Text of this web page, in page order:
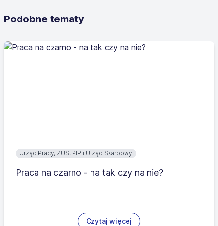
Podobne tematy
Urząd Pracy, ZUS, PIP i Urząd Skarbowy
Praca na czarno - na tak czy na nie?
Czytaj więcej